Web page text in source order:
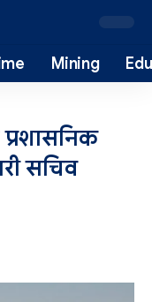
Mining
सचिव